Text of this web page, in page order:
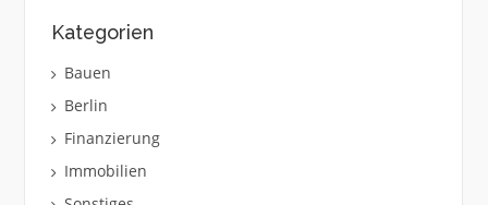
Kategorien
Bauen
Berlin
Finanzierung
Immobilien